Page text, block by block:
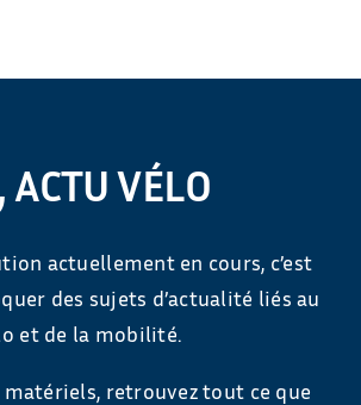
ACTU VÉLO
actuellement en cours, c’est
des sujets d’actualité liés au
et de la mobilité.
matériels, retrouvez tout ce que